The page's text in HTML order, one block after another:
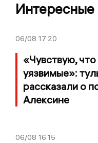
Интересные
06/08 17:20
«Чувствую,
уязвимые»:
рассказали о
Алексине
06/08 16:15